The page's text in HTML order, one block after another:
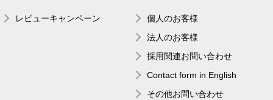
レビューキャンペーン
個人のお客様
法人のお客様
採用関連お問い合わせ
Contact form in English
その他お問い合わせ